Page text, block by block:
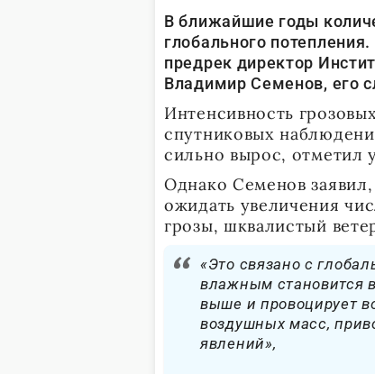
В ближайшие годы
глобального
предрек директор
Владимир Семенов, его
Интенсивность
спутниковых
сильно вырос, отметил
Однако Семенов
ожидать увеличения
грозы, шквалистый
«Это связано с
влажным становится
выше и провоцирует
воздушных масс,
явлений»,